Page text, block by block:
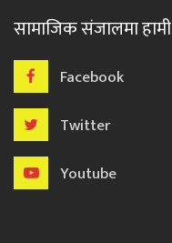
सामाजिक संजालमा हामी
Facebook
Twitter
Youtube